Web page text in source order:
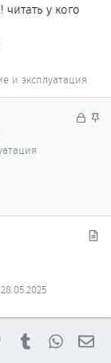
у кого
и эксплуатация
З
З
28.05.2025
PinterestTumblr